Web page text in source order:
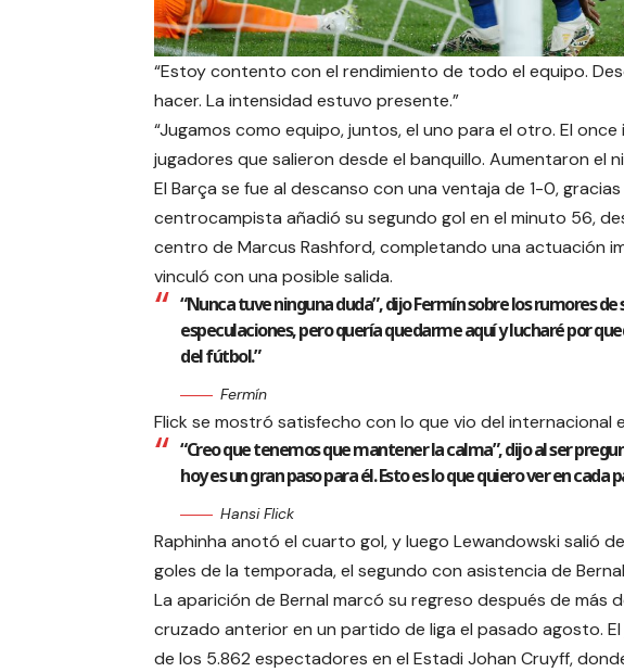
“Estoy contento con el rendimiento de todo el equipo.
hacer. La intensidad estuvo presente.”
“Jugamos como equipo, juntos, el uno para el otro. El
jugadores que salieron desde el banquillo. Aumentaron el
El Barça se fue al descanso con una ventaja de 1-0,
centrocampista añadió su segundo gol en el minuto 56,
centro de Marcus Rashford, completando una actuación
vinculó con una posible salida.
“Nunca tuve ninguna duda”, dijo Fermín sobre los rumores
especulaciones, pero quería quedarme aquí y lucharé por
del fútbol.”
Fermín
Flick se mostró satisfecho con lo que vio del internacional
“Creo que tenemos que mantener la calma”, dijo al ser
hoy es un gran paso para él. Esto es lo que quiero ver en cada
Hansi Flick
Raphinha anotó el cuarto gol, y luego Lewandowski salió
goles de la temporada, el segundo con asistencia de
La aparición de Bernal marcó su regreso después de más
cruzado anterior en un partido de liga el pasado agosto.
de los 5.862 espectadores en el Estadi Johan Cruyff,